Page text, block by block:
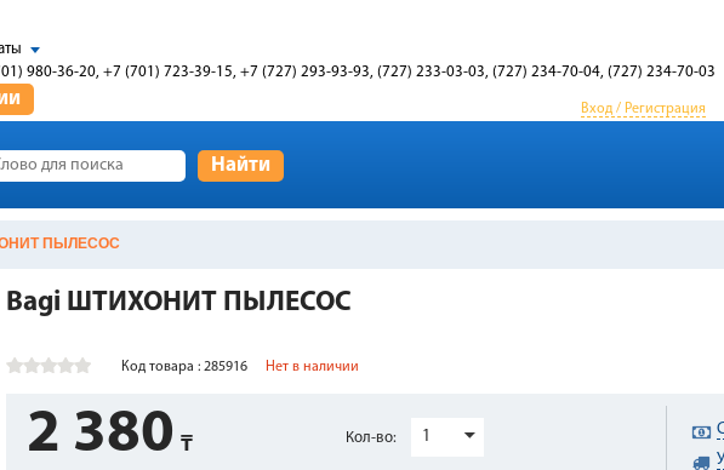
980-36-20, +7 (701) 723-39-15, +7 (727) 293-93-93, (727) 233-03-03, (727) 234-70-04, (727) 234-70-03
Вход / Регистрация
Найти
ПЫЛЕСОС
Bagi ШТИХОНИТ ПЫЛЕСОС
Код товара : 285916 Нет в наличии
2 380 Кол-во: 1